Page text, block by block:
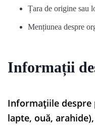
Țara de origine sau
Mențiunea despre
Informații
Informațiile despre
lapte, ouă,